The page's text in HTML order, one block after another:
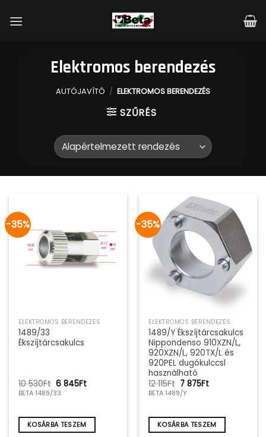
Elektromos berendezés
AUTÓJAVÍTÓ / ELEKTROMOS BERENDEZÉS
SZŰRÉS
-35%
ELEKTROMOS BERENDEZÉS
1489/33
Ékszíjtárcsakulcs
10 530Ft Original
price
was:
530Ft.
6 845FtCurrent
845Ft.
BETA 1489/33
KOSÁRBA TESZEM
-35%
ELEKTROMOS BERENDEZÉS
1489/Y Ékszíjtárcsakulcs
Nippondenso 910XZN/L,
920XZN/L, 920TX/L és
920PEL dugókulccsl
használható
12 115Ft Original
price
was:
115Ft.
7 875FtCurrent
875Ft.
BETA 1489/Y
KOSÁRBA TESZEM